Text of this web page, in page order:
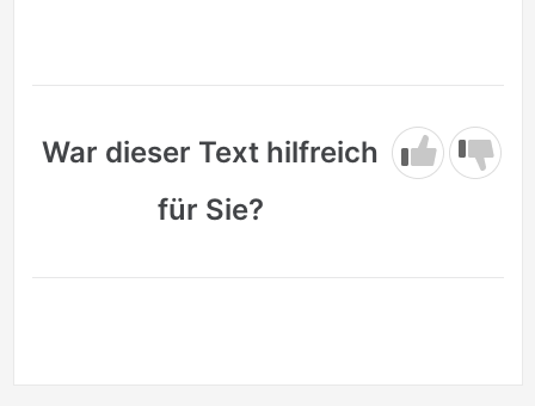
War dieser Text hilfreich
für Sie?